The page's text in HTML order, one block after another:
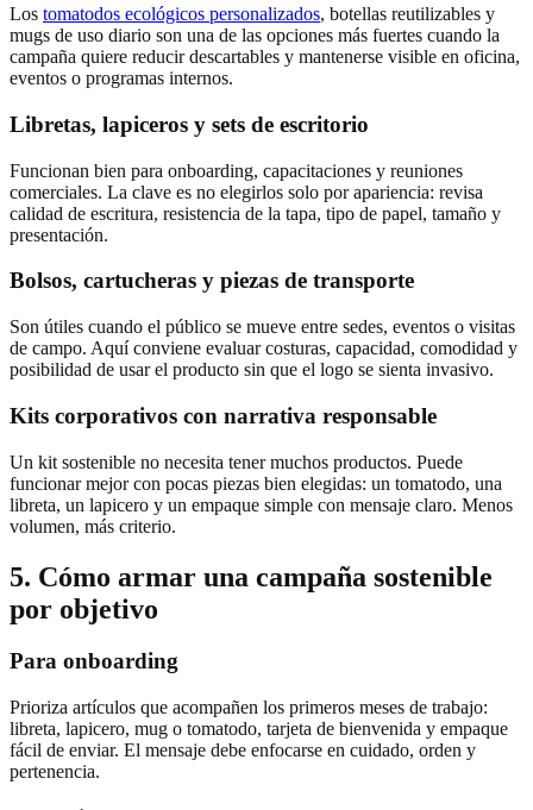
Los tomatodos ecológicos personalizados, botellas reutilizables y
mugs de uso diario son una de las opciones más fuertes cuando la
campaña quiere reducir descartables y mantenerse visible en oficina,
eventos o programas internos.
Libretas, lapiceros y sets de escritorio
Funcionan bien para onboarding, capacitaciones y reuniones
comerciales. La clave es no elegirlos solo por apariencia: revisa
calidad de escritura, resistencia de la tapa, tipo de papel, tamaño y
presentación.
Bolsos, cartucheras y piezas de transporte
Son útiles cuando el público se mueve entre sedes, eventos o visitas
de campo. Aquí conviene evaluar costuras, capacidad, comodidad y
posibilidad de usar el producto sin que el logo se sienta invasivo.
Kits corporativos con narrativa responsable
Un kit sostenible no necesita tener muchos productos. Puede
funcionar mejor con pocas piezas bien elegidas: un tomatodo, una
libreta, un lapicero y un empaque simple con mensaje claro. Menos
volumen, más criterio.
5. Cómo armar una campaña sostenible
por objetivo
Para onboarding
Prioriza artículos que acompañen los primeros meses de trabajo:
libreta, lapicero, mug o tomatodo, tarjeta de bienvenida y empaque
fácil de enviar. El mensaje debe enfocarse en cuidado, orden y
pertenencia.